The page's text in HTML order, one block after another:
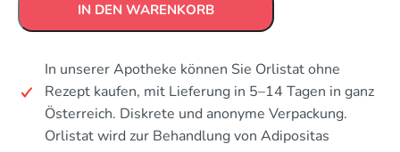
IN DEN WARENKORB
In unserer Apotheke können Sie Orlistat ohne
Rezept kaufen, mit Lieferung in 5–14 Tagen in ganz
Österreich. Diskrete und anonyme Verpackung.
Orlistat wird zur Behandlung von Adipositas